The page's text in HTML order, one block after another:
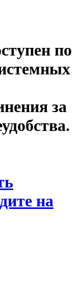
по
за
на